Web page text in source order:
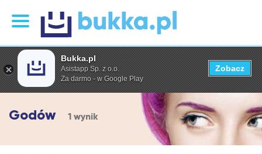
Godów 1 wynik
Bukka.pl
Asistapp Sp. z o.o.
Za darmo - w Google Play
Zobacz